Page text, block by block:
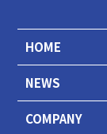
HOME
NEWS
COMPANY